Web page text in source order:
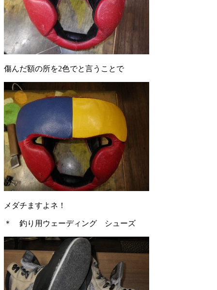
傷んだ額の所を2色でと言うことで
メダチますよネ！
＊ 釣り用ウェーディング シューズ